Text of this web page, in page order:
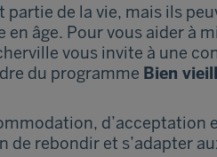
partie de la vie, mais ils
en âge. Pour vous aider à
vous invite à une
du programme Bien
d’acceptation
de rebondir et s’adapter